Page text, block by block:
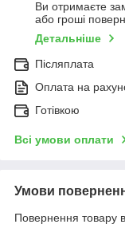
Ви отримаєте
або гроші
Детальніше
Післяплата
Оплата на
Готівкою
Всі умови оплати
Умови
Повернення товару